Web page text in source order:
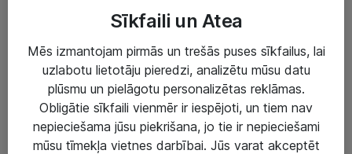
Risinājumi & Pakalpojumi
IT serviss un atbalsts
IT infrastruktūra
Sīkfaili un Atea
Mēs izmantojam pirmās un trešās puses sīkfailus, lai
uzlabotu lietotāju pieredzi, analizētu mūsu datu
plūsmu un pielāgotu personalizētas reklāmas.
Obligātie sīkfaili vienmēr ir iespējoti, un tiem nav
nepieciešama jūsu piekrišana, jo tie ir nepieciešami
mūsu tīmekļa vietnes darbībai. Jūs varat akceptēt